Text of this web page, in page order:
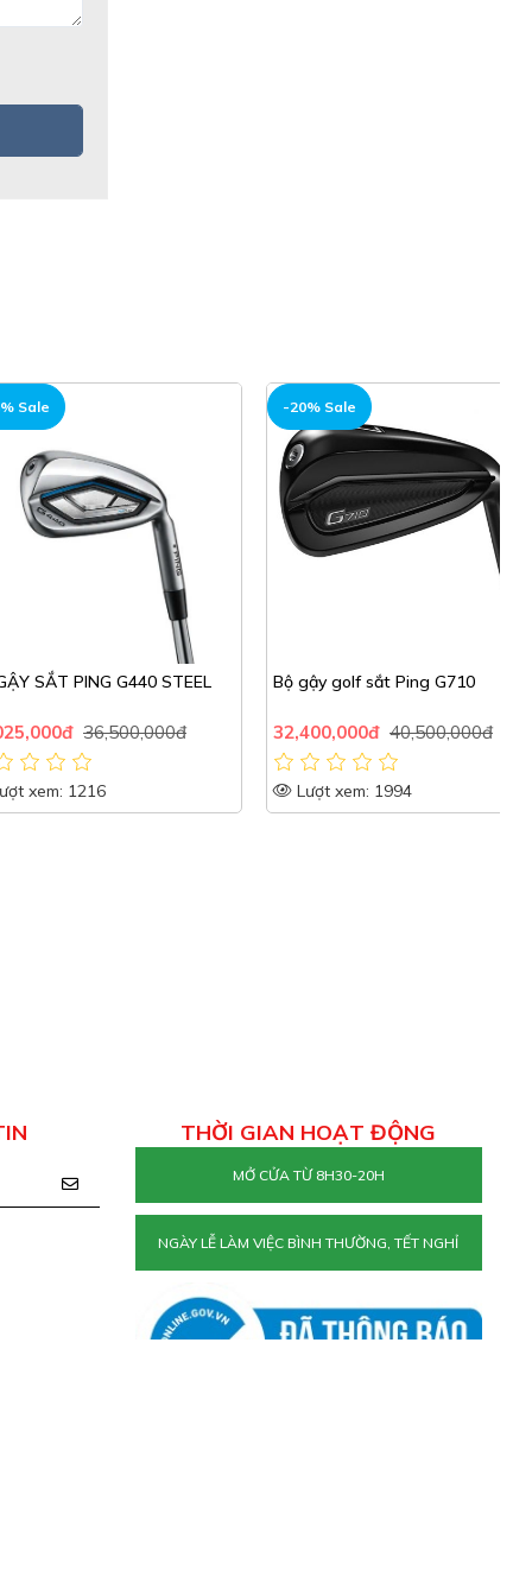
PING G440 STEEL
36,500,000đ
1216
-20% Sale
Bộ gậy golf sắt Ping G710
32,400,000đ 40,500,000đ
Lượt xem: 1994
THỜI GIAN HOẠT ĐỘNG
MỞ CỬA TỪ 8H30-20H
NGÀY LỄ LÀM VIỆC BÌNH THƯỜNG, TẾT NGHỈ